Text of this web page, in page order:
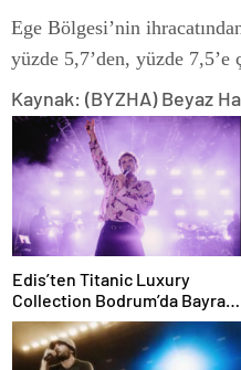
Ege Bölgesi’nin
yüzde 5,7’den, yüzde 7,5’e
Kaynak: (BYZHA) Beyaz
Edis’ten Titanic Luxury
Collection Bodrum’da Bayram
Gecesine Damga Vuran
Performans